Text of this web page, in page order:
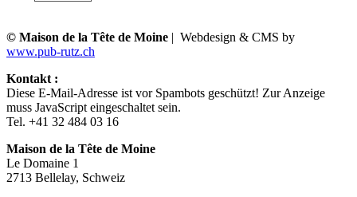
© Maison de la Tête de Moine | Webdesign & CMS by
www.pub-rutz.ch
Kontakt :
Diese E-Mail-Adresse ist vor Spambots geschützt! Zur Anzeige
muss JavaScript eingeschaltet sein.
Tel. +41 32 484 03 16
Maison de la Tête de Moine
Le Domaine 1
2713 Bellelay, Schweiz